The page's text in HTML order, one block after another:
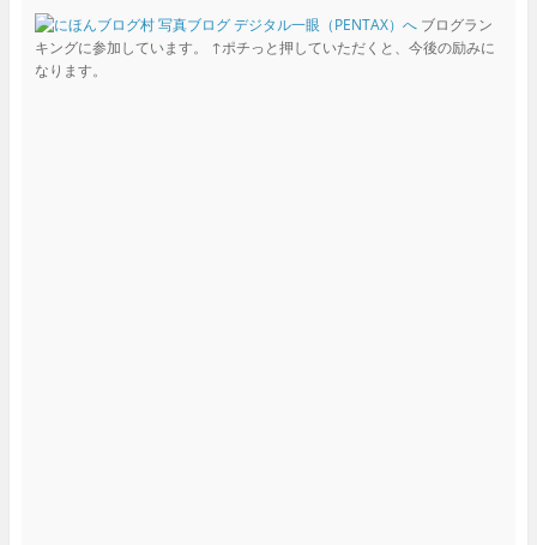
ブログラン
キングに参加しています。 ↑ポチっと押していただくと、今後の励みに
なります。